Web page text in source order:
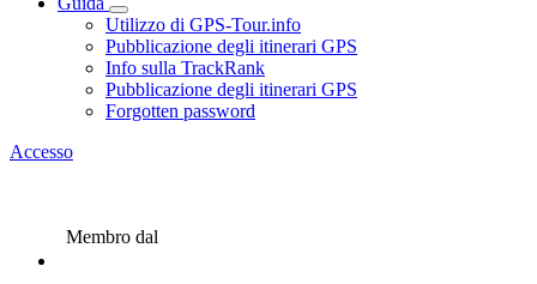
Utilizzo di GPS-Tour.info
Pubblicazione degli itinerari GPS
Info sulla TrackRank
Pubblicazione degli itinerari GPS
Forgotten password
Accesso
Membro dal